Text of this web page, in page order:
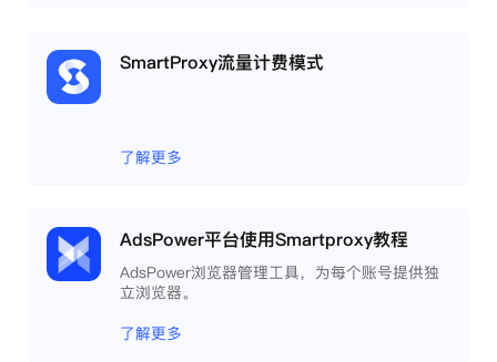
SmartProxy流量计费模式
了解更多
AdsPower平台使用Smartproxy教程
AdsPower浏览器管理工具，为每个账号提供独
立浏览器。
了解更多